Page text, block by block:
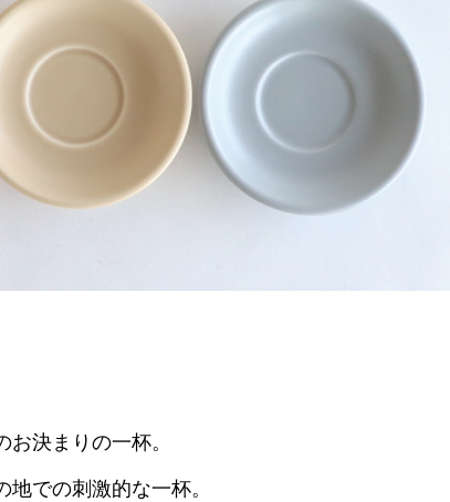
お決まりの一杯。
地での刺激的な一杯。